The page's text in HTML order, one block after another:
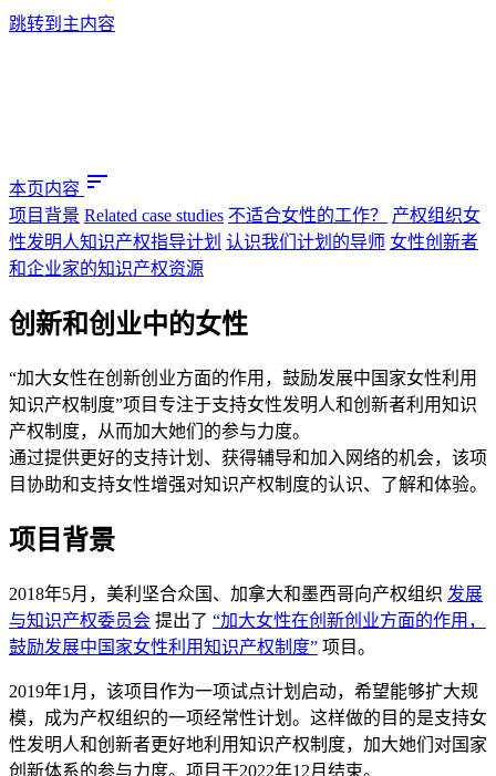
跳转到主内容
本页内容 sort
项目背景 Related case studies 不适合女性的工作？
产权组织女
性发明人知识产权指导计划 认识我们计划的导师 女性创新者
和企业家的知识产权资源
创新和创业中的女性
“加大女性在创新创业方面的作用，鼓励发展中国家女性利用
知识产权制度”项目专注于支持女性发明人和创新者利用知识
产权制度，从而加大她们的参与力度。
通过提供更好的支持计划、获得辅导和加入网络的机会，该项
目协助和支持女性增强对知识产权制度的认识、了解和体验。
项目背景
2018年5月，美利坚合众国、加拿大和墨西哥向产权组织 发展
与知识产权委员会 提出了 “加大女性在创新创业方面的作用，
鼓励发展中国家女性利用知识产权制度” 项目。
2019年1月，该项目作为一项试点计划启动，希望能够扩大规
模，成为产权组织的一项经常性计划。这样做的目的是支持女
性发明人和创新者更好地利用知识产权制度，加大她们对国家
创新体系的参与力度。项目于2022年12月结束。